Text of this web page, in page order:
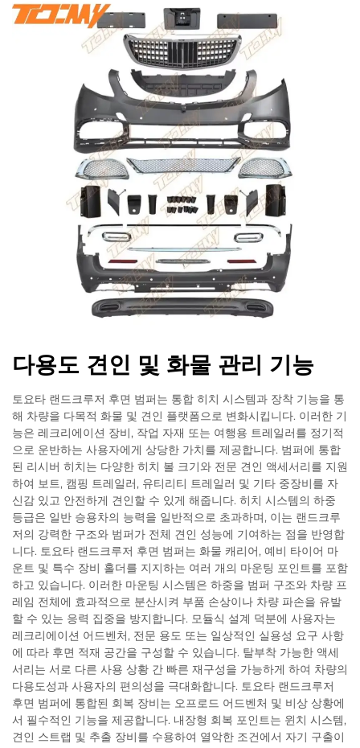
다용도 견인 및 화물 관리 기능
토요타 랜드크루저 후면 범퍼는 통합 히치 시스템과 장착 기능을 통
해 차량을 다목적 화물 및 견인 플랫폼으로 변화시킵니다. 이러한 기
능은 레크리에이션 장비, 작업 자재 또는 여행용 트레일러를 정기적
으로 운반하는 사용자에게 상당한 가치를 제공합니다. 범퍼에 통합
된 리시버 히치는 다양한 히치 볼 크기와 전문 견인 액세서리를 지원
하여 보트, 캠핑 트레일러, 유티리티 트레일러 및 기타 중장비를 자
신감 있고 안전하게 견인할 수 있게 해줍니다. 히치 시스템의 하중
등급은 일반 승용차의 능력을 일반적으로 초과하며, 이는 랜드크루
저의 강력한 구조와 범퍼가 전체 견인 성능에 기여하는 점을 반영합
니다. 토요타 랜드크루저 후면 범퍼는 화물 캐리어, 예비 타이어 마
운트 및 특수 장비 홀더를 지지하는 여러 개의 마운팅 포인트를 포함
하고 있습니다. 이러한 마운팅 시스템은 하중을 범퍼 구조와 차량 프
레임 전체에 효과적으로 분산시켜 부품 손상이나 차량 파손을 유발
할 수 있는 응력 집중을 방지합니다. 모듈식 설계 덕분에 사용자는
레크리에이션 어드벤처, 전문 용도 또는 일상적인 실용성 요구 사항
에 따라 후면 적재 공간을 구성할 수 있습니다. 탈부착 가능한 액세
서리는 서로 다른 사용 상황 간 빠른 재구성을 가능하게 하여 차량의
다용도성과 사용자의 편의성을 극대화합니다. 토요타 랜드크루저
후면 범퍼에 통합된 회복 장비는 오프로드 어드벤처 및 비상 상황에
서 필수적인 기능을 제공합니다. 내장형 회복 포인트는 윈치 시스템,
견인 스트랩 및 추출 장비를 수용하여 열악한 조건에서 자기 구출이